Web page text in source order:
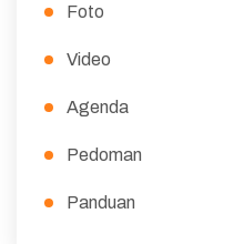
Foto
Video
Agenda
Pedoman
Panduan